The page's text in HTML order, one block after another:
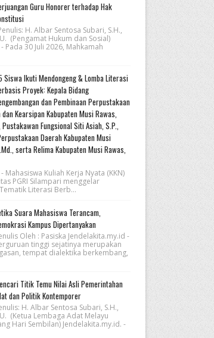
Guru Honorer terhadap Hak
H. Albar Sentosa Subari, S.H.,
(Pengamat Hukum dan Sosial)
Pada 30 Juli 2026, Mahkamah
Siswa Ikuti Mendongeng & Lomba Literasi
Proyek: Kepala Bidang
dan Pembinaan Perpustakaan
Kearsipan Kabupaten Musi Rawas,
Pustakawan Fungsional Siti Asiah, S.P.,
Daerah Kabupaten Musi
serta Relima Kabupaten Musi Rawas,
Mahasiswa Kuliah Kerja Nyata (KKN)
PGRI Silampari menggelar
Literasi Berb...
Suara Mahasiswa Terancam,
Kampus Dipertanyakan
Oleh : Pasiska Jendelakita.my.id -
tinggi sejatinya merupakan
tempat dialektika berkembang,
Titik Temu Nilai Asli Pemerintahan
dan Politik Kontemporer
H. Albar Sentosa Subari, S.H.,
(Ketua Lembaga Adat Melayu
Hari Sembilan) Jendelakita.my.id. -